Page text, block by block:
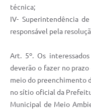
técnica;
IV- Superintendência
responsável pela
Art. 5º. Os
deverão o fazer no
meio do preenchimento
no sítio oficial da
Municipal de Meio